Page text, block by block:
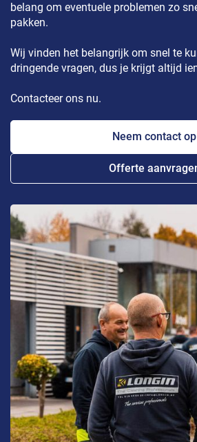
belang om eventuele problemen zo
pakken.
Wij vinden het belangrijk om snel te
dringende vragen, dus je krijgt altijd
Contacteer ons nu.
Neem contact op
Offerte